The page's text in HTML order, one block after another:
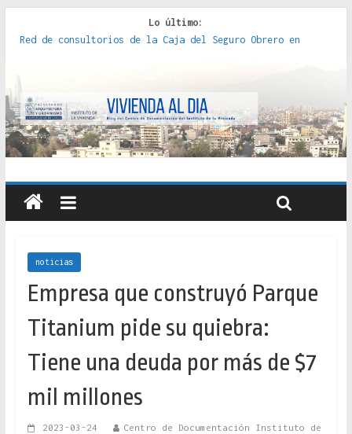
Lo último:
Red de consultorios de la Caja del Seguro Obrero en
Genocidios indígenas en América Latina [2023]
políticas, prácticas y representaciones [2022]
Donde el pedernal choca con el acero : hacia una teoría
crítica de las fronteras latinoamericanas [2020]
Criterios técnicos para una vivienda adecuada [2019]
noticias
Empresa que construyó Parque
Titanium pide su quiebra:
Tiene una deuda por más de $7
mil millones
2023-03-24 Centro de Documentación Instituto de